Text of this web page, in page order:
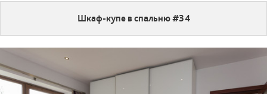
Шкаф-купе в спальню #34